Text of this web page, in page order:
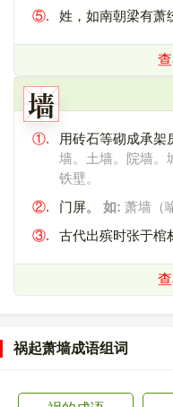
⑤.
姓，如南朝梁有萧
墙
①. 用砖石等砌成承架
墙。土墙。院墙。
铁壁。
②.
门屏。 如: 萧墙（
③.
古代出殡时张于棺
祸起萧墙成语组词